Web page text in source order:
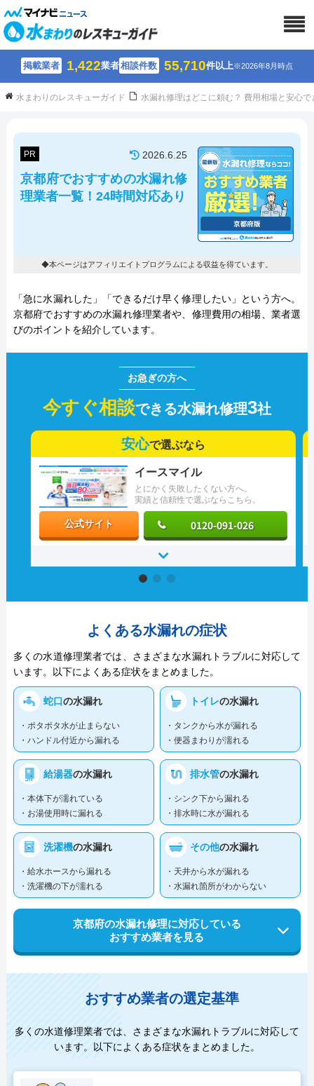
掲載業者 1,422業者相談件数 55,710件以上※2026年8月時点
水まわりのレスキューガイド 水漏れ修理はどこに頼む？ 費用相場と安心で
PR 2026.6.25
京都府でおすすめの水漏れ修
理業者一覧！24時間対応あり
◆本ページはアフィリエイトプログラムによる収益を得ています。
「急に水漏れした」「できるだけ早く修理したい」という方へ。
京都府でおすすめの水漏れ修理業者や、修理費用の相場、業者選
びのポイントを紹介しています。
今すぐ相談できる水漏れ修理3社
安心で選ぶなら
とにかく失敗したくない方へ。
実績と信頼性で選ぶならこちら。
イースマイル
公式サイト 0120-091-026
よくある水漏れの症状
多くの水道修理業者では、さまざまな水漏れトラブルに対応して
います。以下によくある症状をまとめました。
蛇口の水漏れ
・ポタポタ水が止まらない
・ハンドル付近から漏れる
トイレの水漏れ
・タンクから水が漏れる
・便器まわりが濡れる
給湯器の水漏れ
・本体下が濡れている
・お湯使用時に漏れる
排水管の水漏れ
・シンク下から漏れる
・排水時に水が漏れる
洗濯機の水漏れ
・給水ホースから漏れる
・洗濯機の下が濡れる
その他の水漏れ
・天井から水が漏れる
・水漏れ箇所がわからない
京都府の水漏れ修理に対応している
おすすめ業者を見る
おすすめ業者の選定基準
多くの水道修理業者では、さまざまな水漏れトラブルに対応して
います。以下によくある症状をまとめました。